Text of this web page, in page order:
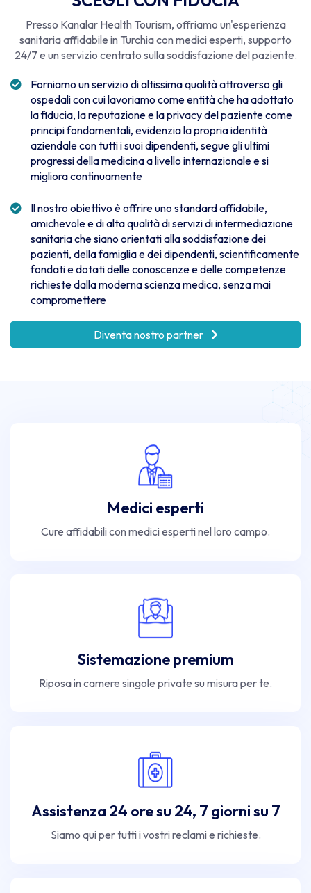
Presso Kanalar Health Tourism, offriamo un'esperienza
sanitaria affidabile in Turchia con medici esperti, supporto
24/7 e un servizio centrato sulla soddisfazione del paziente.
Forniamo un servizio di altissima qualità attraverso gli
ospedali con cui lavoriamo come entità che ha adottato
la fiducia, la reputazione e la privacy del paziente come
principi fondamentali, evidenzia la propria identità
aziendale con tutti i suoi dipendenti, segue gli ultimi
progressi della medicina a livello internazionale e si
migliora continuamente
Il nostro obiettivo è offrire uno standard affidabile,
amichevole e di alta qualità di servizi di intermediazione
sanitaria che siano orientati alla soddisfazione dei
pazienti, della famiglia e dei dipendenti, scientificamente
fondati e dotati delle conoscenze e delle competenze
richieste dalla moderna scienza medica, senza mai
compromettere
Diventa nostro partner
Medici esperti
Cure affidabili con medici esperti nel loro campo.
Sistemazione premium
Riposa in camere singole private su misura per te.
Assistenza 24 ore su 24, 7 giorni su 7
Siamo qui per tutti i vostri reclami e richieste.